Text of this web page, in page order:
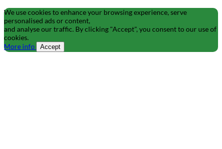
We use cookies to enhance your browsing experience, serve
personalised ads or content,
and analyse our traffic. By clicking "Accept", you consent to our use of
cookies.
More info
Accept